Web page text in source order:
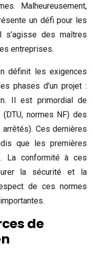
Malheureusement,
un défi pour les
s’agisse des maîtres
entreprises.
définit les exigences
phases d’un projet :
Il est primordial de
normes NF) des
Ces dernières
que les premières
La conformité à ces
la sécurité et la
de ces normes
de